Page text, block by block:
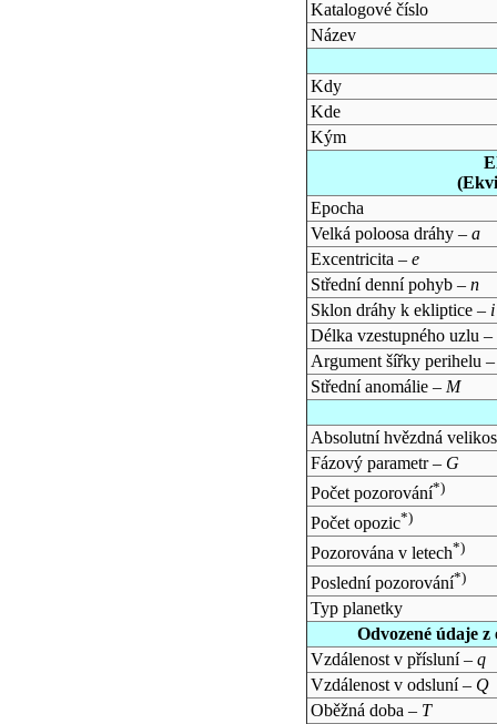
Katalogové číslo
Název
Kdy
Kde
Kým
Epocha
Velká poloosa dráhy – a
Excentricita – e
Střední denní pohyb – n
Sklon dráhy k ekliptice – i
Délka vzestupného uzlu –
Argument šířky perihelu
Střední anomálie – M
Absolutní hvězdná
Fázový parametr – G
Počet pozorování*)
Počet opozic*)
Pozorována v letech*)
Poslední pozorování*)
Typ planetky
Odvozené údaje
Vzdálenost v přísluní – q
Vzdálenost v odsluní – Q
Oběžná doba – T